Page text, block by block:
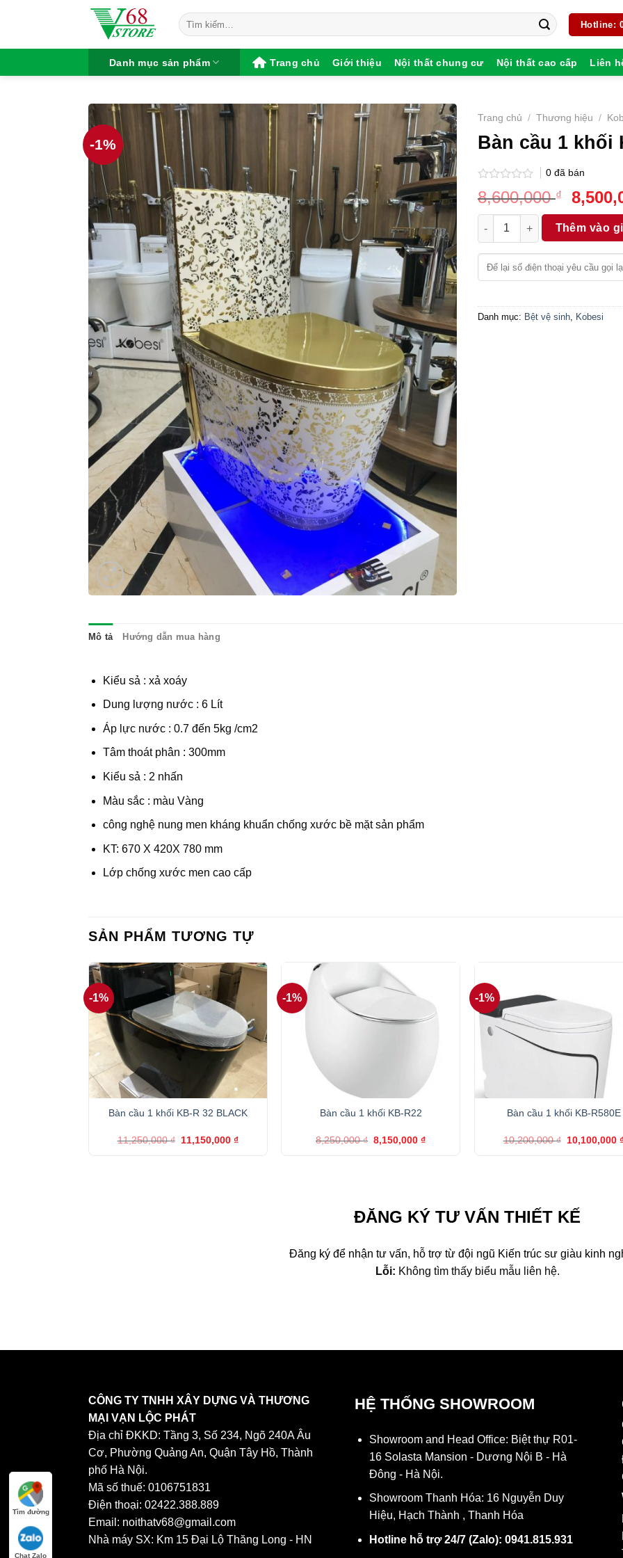
Tìm
kiếm:
Hotline:
Danh mục sản phẩm Trang chủ Giới thiệu Nội thất chung cư Nội thất cao cấp Liên
-1%
Trang chủ / Thương hiệu /
Bàn cầu 1 khối
Được
xếp
hạng
sao
0đã bán
8,600,000₫
Giá
gốc
là:
Bàn cầu 1 khối KB-R 8040 số
Thêm vào
Danh mục: Bệt vệ sinh Kobesi
Mô tả Hướng dẫn mua hàng
Kiểu sả : xả xoáy
Dung lượng nước : 6 Lít
Áp lực nước : 0.7 đến 5kg /cm2
Tâm thoát phân : 300mm
Kiểu sả : 2 nhấn
Màu sắc : màu Vàng
công nghệ nung men kháng khuẩn chống xước bề mặt sản phẩm
KT: 670 X 420X 780 mm
Lớp chống xước men cao cấp
SẢN PHẨM TƯƠNG TỰ
-1%
Bàn cầu 1 khối KB-R 32 BLACK
11,250,000₫ Giá
gốc
11,150,000 ₫Giá
-1%
Bàn cầu 1 khối KB-R22
8,250,000₫ Giá
gốc
8,150,000₫Giá
-1%
Bàn cầu 1 khối KB-R580E
10,200,000₫ Giá
gốc
10,100,000
ĐĂNG KÝ TƯ VẤN THIẾT KẾ
Đăng ký để nhận tư vấn, hỗ trợ từ đội ngũ Kiến trúc sư giàu kinh
Lỗi: Không tìm thấy biểu mẫu liên hệ.
CÔNG TY TNHH XÂY DỰNG VÀ THƯƠNG
MẠI VẠN LỘC PHÁT
Địa chỉ ĐKKD: Tầng 3, Số 234, Ngõ 240A Âu
Cơ, Phường Quảng An, Quận Tây Hồ, Thành
phố Hà Nội.
Mã số thuế: 0106751831
Điện thoại: 02422.388.889
Email: noithatv68@gmail.com
Nhà máy SX: Km 15 Đại Lộ Thăng Long - HN
HỆ THỐNG SHOWROOM
Showroom and Head Office: Biệt thự R01-
16 Solasta Mansion - Dương Nội B - Hà
Đông - Hà Nội.
Showroom Thanh Hóa: 16 Nguyễn Duy
Hiệu, Hạch Thành , Thanh Hóa
Hotline hỗ trợ 24/7 (Zalo): 0941.815.931
Tìm đường
Chat Zalo